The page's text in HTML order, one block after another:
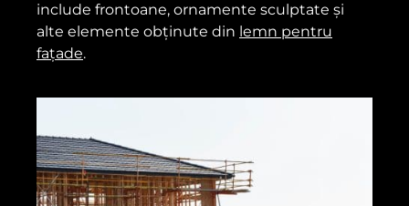
include frontoane, ornamente sculptate și
alte elemente obținute din lemn pentru
fațade.